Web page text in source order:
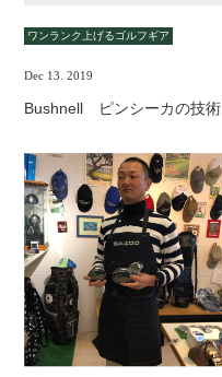
ワンランク上げるゴルフギア
Dec 13. 2019
Bushnell ピンシーカの技術